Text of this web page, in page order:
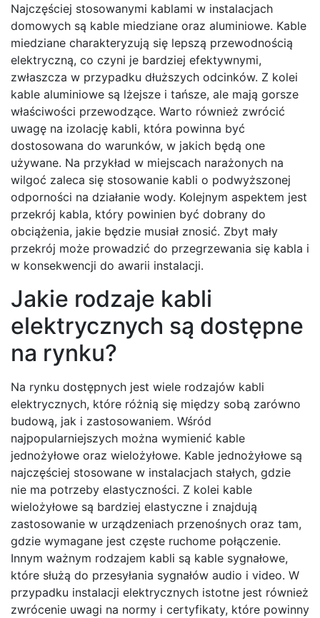
Najczęściej stosowanymi kablami w instalacjach
domowych są kable miedziane oraz aluminiowe. Kable
miedziane charakteryzują się lepszą przewodnością
elektryczną, co czyni je bardziej efektywnymi,
zwłaszcza w przypadku dłuższych odcinków. Z kolei
kable aluminiowe są lżejsze i tańsze, ale mają gorsze
właściwości przewodzące. Warto również zwrócić
uwagę na izolację kabli, która powinna być
dostosowana do warunków, w jakich będą one
używane. Na przykład w miejscach narażonych na
wilgoć zaleca się stosowanie kabli o podwyższonej
odporności na działanie wody. Kolejnym aspektem jest
przekrój kabla, który powinien być dobrany do
obciążenia, jakie będzie musiał znosić. Zbyt mały
przekrój może prowadzić do przegrzewania się kabla i
w konsekwencji do awarii instalacji.
Jakie rodzaje kabli
elektrycznych są dostępne
na rynku?
Na rynku dostępnych jest wiele rodzajów kabli
elektrycznych, które różnią się między sobą zarówno
budową, jak i zastosowaniem. Wśród
najpopularniejszych można wymienić kable
jednożyłowe oraz wielożyłowe. Kable jednożyłowe są
najczęściej stosowane w instalacjach stałych, gdzie
nie ma potrzeby elastyczności. Z kolei kable
wielożyłowe są bardziej elastyczne i znajdują
zastosowanie w urządzeniach przenośnych oraz tam,
gdzie wymagane jest częste ruchome połączenie.
Innym ważnym rodzajem kabli są kable sygnałowe,
które służą do przesyłania sygnałów audio i video. W
przypadku instalacji elektrycznych istotne jest również
zwrócenie uwagi na normy i certyfikaty, które powinny